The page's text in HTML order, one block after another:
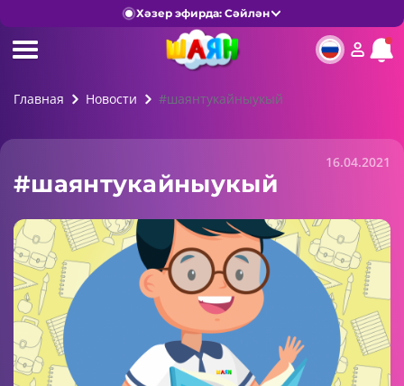
Хәзер эфирда: Сәйлән
Главная Новости #шаянтукайныукый
16.04.2021
#шаянтукайныукый